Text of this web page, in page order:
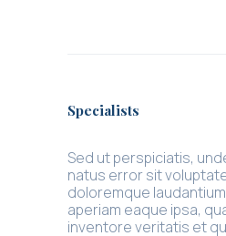
Specialists
Sed ut perspiciatis,
natus error sit
doloremque
aperiam eaque ipsa,
inventore veritatis et